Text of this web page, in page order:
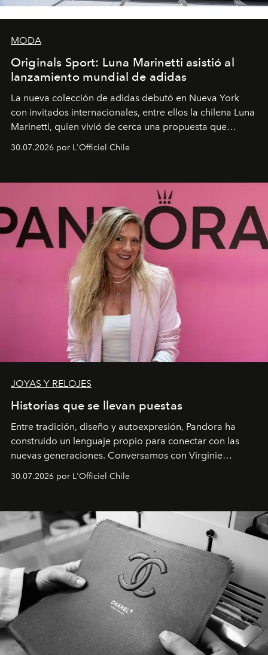
MODA
Originals Sport: Luna Marinetti asistió al
lanzamiento mundial de adidas
La nueva colección de adidas debutó en Nueva York
con invitados internacionales, entre ellos la chilena Luna
Marinetti, quien vivió de cerca una propuesta que
fusiona moda y rendimiento.
30.07.2026 por L'Officiel Chile
JOYAS Y RELOJES
Historias que se llevan puestas
Entre tradición, diseño y autoexpresión, Pandora ha
construido un lenguaje propio para conectar con las
nuevas generaciones. Conversamos con Virginie
Dubray, la responsable de marketing para
Latinoamérica, sobre identidad, cultura y el valor
30.07.2026 por L'Officiel Chile